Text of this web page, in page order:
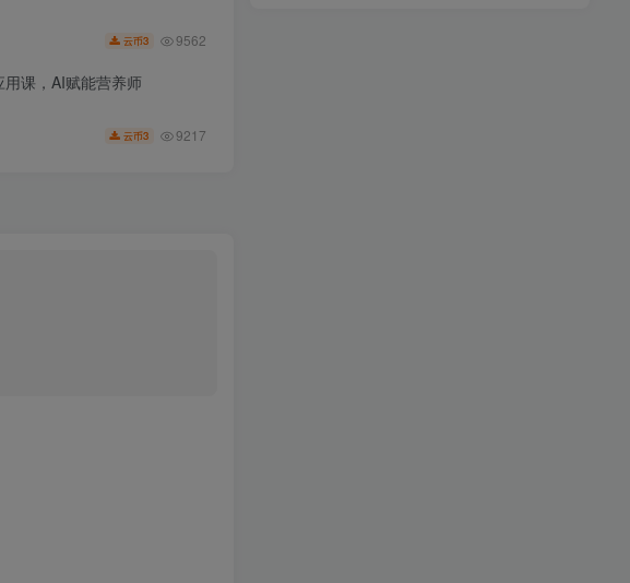
云币3 9562
课，AI赋能营养师
云币3 9217